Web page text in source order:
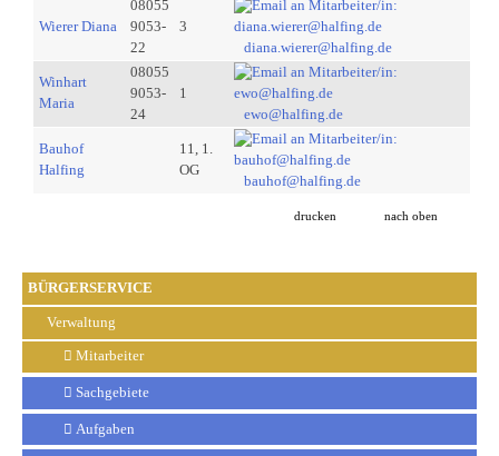
BÜRGERSERVICE
Verwaltung
Mitarbeiter
Sachgebiete
Aufgaben
Wierer Diana
08055
9053-
22
3
diana.wierer@halfing.de
Winhart
Maria
08055
9053-
24
1
ewo@halfing.de
Bauhof
Halfing
11, 1.
OG
bauhof@halfing.de
drucken nach oben